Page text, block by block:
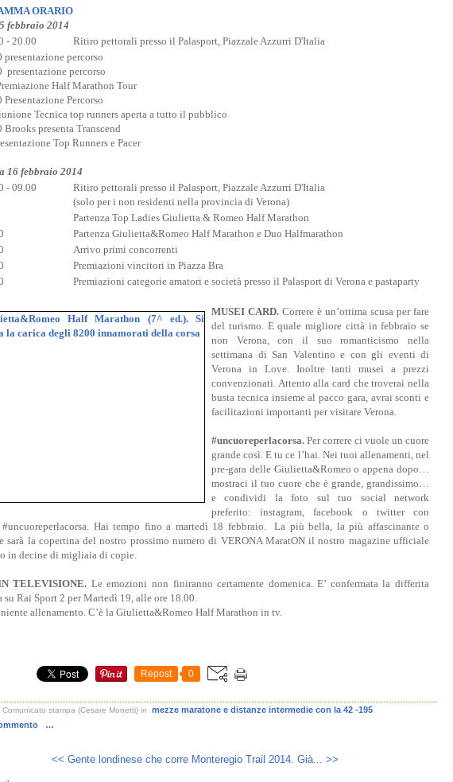
ORARIO
febbraio 2014
- 20.00
Ritiro pettorali presso il Palasport, Piazzale Azzurri D'Italia
presentazione percorso
presentazione percorso
Half Marathon Tour
Presentazione Percorso
Tecnica top runners aperta a tutto il pubblico
Brooks presenta Transcend
Top Runners e Pacer
16 febbraio 2014
- 09.00
Ritiro pettorali presso il Palasport, Piazzale Azzurri D'Italia
(solo per i non residenti nella provincia di Verona)
Partenza Top Ladies Giulietta & Romeo Half Marathon
Partenza Giulietta&Romeo Half Marathon e Duo Halfmarathon
Arrivo primi concorrenti
Premiazioni vincitori in Piazza Bra
Premiazioni categorie amatori e società presso il Palasport di Verona e pastaparty
MUSEI CARD. Correre è un’ottima scusa per fare
del turismo. E quale migliore città in febbraio se
non Verona, con il suo romanticismo nella
settimana di San Valentino e con gli eventi di
Verona in Love. Inoltre tanti musei a prezzi
convenzionati. Attento alla card che troverai nella
busta tecnica insieme al pacco gara, avrai sconti e
facilitazioni importanti per visitare Verona.
#uncuoreperlacorsa. Per correre ci vuole un cuore
grande così. E tu ce l’hai. Nei tuoi allenamenti, nel
pre-gara delle Giulietta&Romeo o appena dopo…
mostraci il tuo cuore che è grande, grandissimo…
e condividi la foto sul tuo social network
preferito: instagram, facebook o twitter con
#uncuoreperlacorsa. Hai tempo fino a martedì 18 febbraio. La più bella, la più affascinante o
sarà la copertina del nostro prossimo numero di VERONA MaratON il nostro magazine ufficiale
in decine di migliaia di copie.
TELEVISIONE. Le emozioni non finiranno certamente domenica. E’ confermata la differita
su Rai Sport 2 per Martedì 19, alle ore 18.00.
allenamento. C’è la Giulietta&Romeo Half Marathon in tv.
Repost 0
Comunicato stampa (Cesare Monetti) in
mezze maratone e distanze intermedie con la 42 -195
…
<< Gente londinese che corre Monteregio Trail 2014. Già... >>